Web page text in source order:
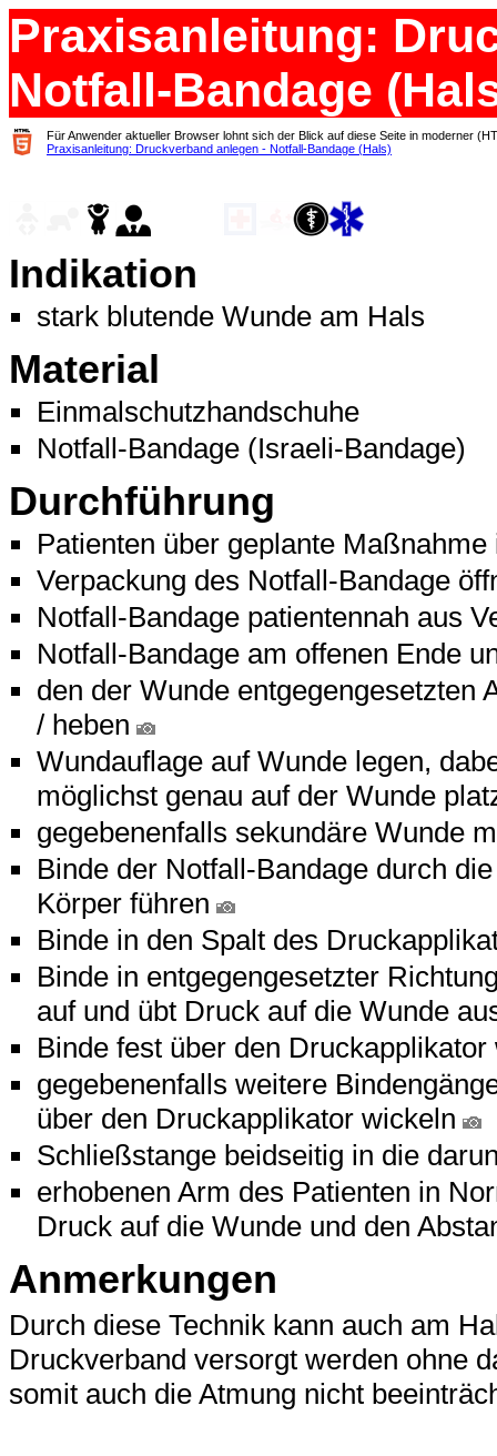
Praxisanleitung:
Notfall-Bandage
Für Anwender aktueller Browser lohnt sich der Blick auf diese Seite in moderner
Praxisanleitung: Druckverband anlegen - Notfall-Bandage (Hals)
Indikation
stark blutende Wunde am Hals
Material
Einmalschutzhandschuhe
Notfall-Bandage (Israeli-Bandage)
Durchführung
Patienten über geplante
Verpackung des Notfall-Bandage
Notfall-Bandage patientennah aus
Notfall-Bandage am offenen Ende
den der Wunde entgegengesetzten
/ heben
Wundauflage auf Wunde legen,
möglichst genau auf der Wunde
gegebenenfalls sekundäre Wunde
Binde der Notfall-Bandage durch
Körper führen
Binde in den Spalt des
Binde in entgegengesetzter
auf und übt Druck auf die Wunde
Binde fest über den Druckapplikator
gegebenenfalls weitere
über den Druckapplikator wickeln
Schließstange beidseitig in die
erhobenen Arm des Patienten in
Druck auf die Wunde und den
Anmerkungen
Durch diese Technik kann auch am
Druckverband versorgt werden ohne
somit auch die Atmung nicht